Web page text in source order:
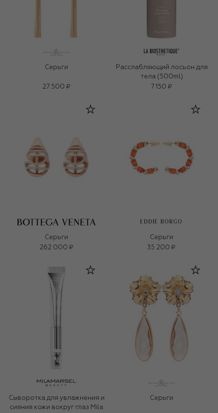
Серьги
27 500 ₽
Расслабляющий лосьон для
тела (500ml)
7 150 ₽
Серьги
262 000 ₽
EDDIE BORGO
Серьги
35 200 ₽
Сыворотка для увлажнения и
сияния кожи вокруг глаз Mila
Серьги